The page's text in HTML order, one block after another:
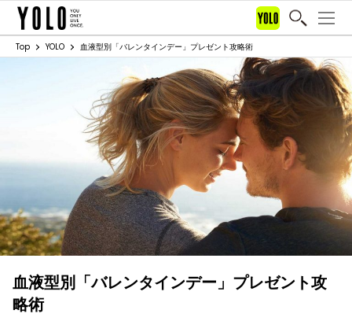
Top YOLO 血液型別「バレンタインデー」プレゼント攻略術
血液型別「バレンタインデー」プレゼント攻
略術